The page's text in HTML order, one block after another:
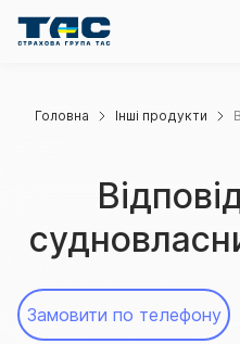
Головна Інші продукти
Замовити по телефону